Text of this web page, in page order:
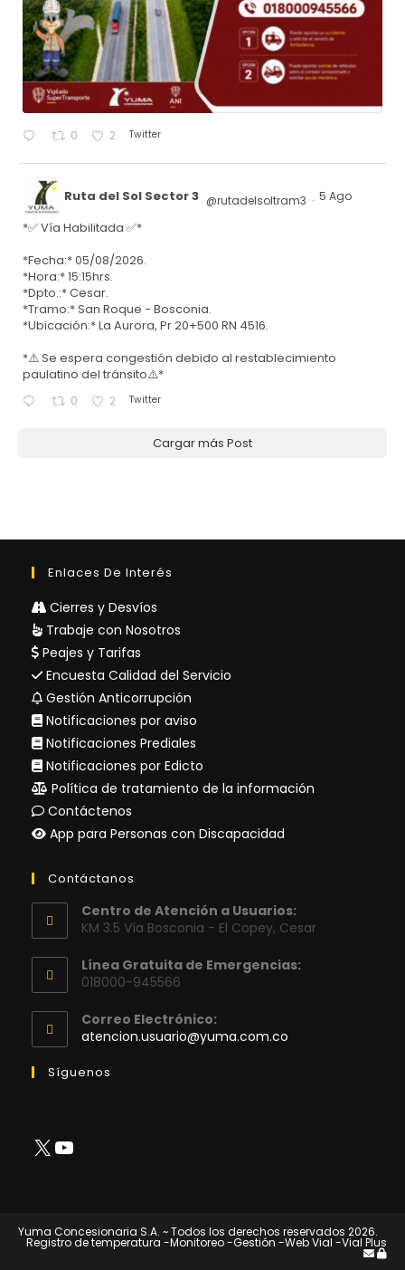
0 2 Twitter
Ruta del Sol Sector 3 @rutadelsoltram3 · 5 Ago
*✅ Vía Habilitada ✅*
*Fecha:* 05/08/2026.
*Hora:* 15:15hrs.
*Dpto.:* Cesar.
*Tramo:* San Roque - Bosconia.
*Ubicación:* La Aurora, Pr 20+500 RN 4516.
*⚠️ Se espera congestión debido al restablecimiento
paulatino del tránsito⚠️*
0 2 Twitter
Cargar más Post
Enlaces De Interés
Cierres y Desvíos
Trabaje con Nosotros
Peajes y Tarifas
Encuesta Calidad del Servicio
Gestión Anticorrupción
Notificaciones por aviso
Notificaciones Prediales
Notificaciones por Edicto
Política de tratamiento de la información
Contáctenos
App para Personas con Discapacidad
Contáctanos
Centro de Atención a Usuarios:
KM 3.5 Vía Bosconia - El Copey, Cesar
Línea Gratuita de Emergencias:
018000-945566
Correo Electrónico:
atencion.usuario@yuma.com.co
Síguenos
X YouTube
Yuma Concesionaria S.A. ~ Todos los derechos reservados 2026.
Registro de temperatura -Monitoreo-Gestión -Web Vial -Vial Plus